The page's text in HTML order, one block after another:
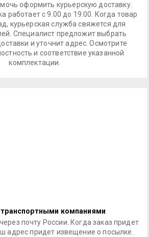
оформить курьерскую доставку.
работает с 9.00 до 19.00. Когда товар
курьерская служба свяжется для
Специалист предложит выбрать
и уточнит адрес. Осмотрите
и соответствие указанной
комплектации.
компаниями
почту России. Когда заказ придет
адрес придет извещение о посылке.